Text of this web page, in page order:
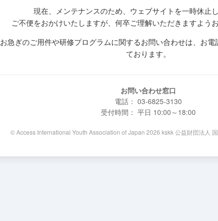
現在、メンテナンスのため、ウェブサイトを一時休止し
ご不便をおかけいたしますが、何卒ご理解いただきますよう
お急ぎのご用件や研修プログラムに関するお問い合わせは、お
ております。
お問い合わせ窓口
電話： 03-6825-3130
受付時間： 平日 10:00～18:00
© Access International Youth Association of Japan 2026 kskk 公益財団法人